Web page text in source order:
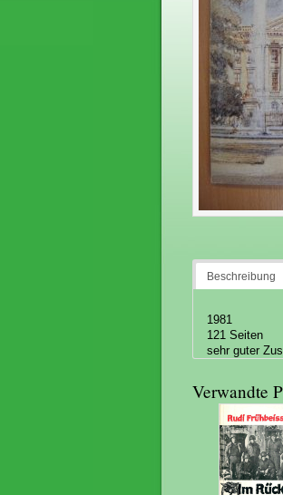
Beschreibung
1981
121 Seiten
sehr guter
Verwandte